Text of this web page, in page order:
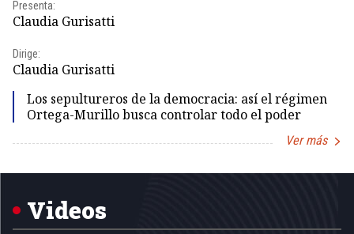
Presenta:
Claudia Gurisatti
Dirige:
Claudia Gurisatti
Los sepultureros de la democracia: así el régimen
Ortega-Murillo busca controlar todo el poder
Ver más
1
Videos